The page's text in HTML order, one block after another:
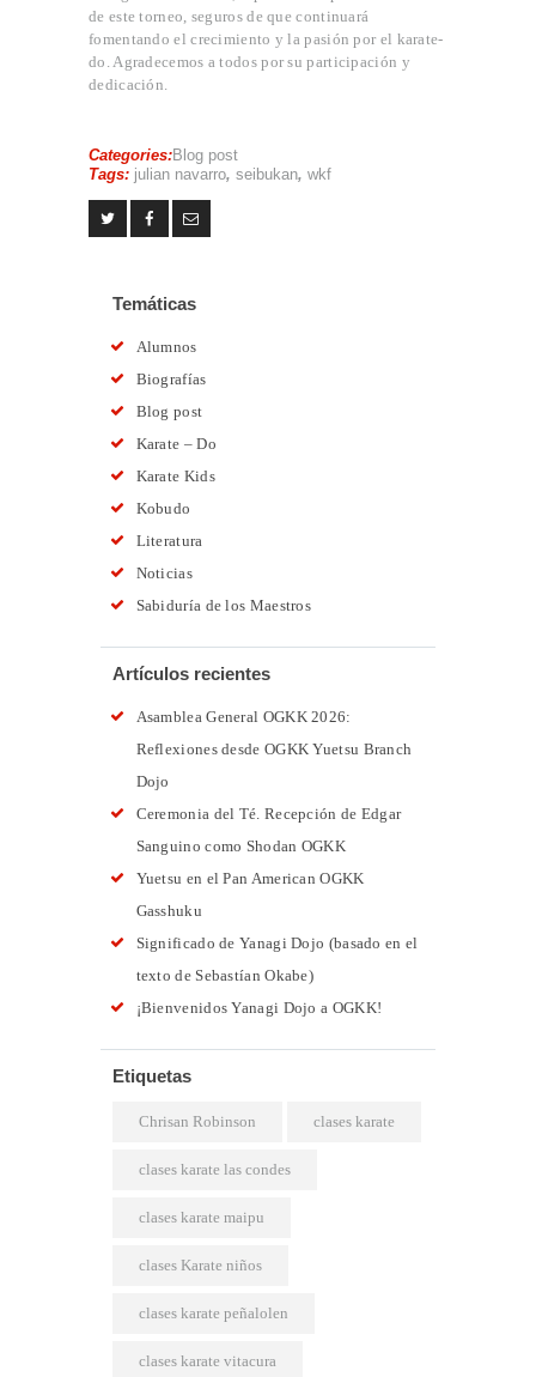
de este torneo, seguros de que continuará
fomentando el crecimiento y la pasión por el karate-
do. Agradecemos a todos por su participación y
dedicación.
Categories:Blog post
Tags: julian navarro, seibukan, wkf
Temáticas
Alumnos
Biografías
Blog post
Karate – Do
Karate Kids
Kobudo
Literatura
Noticias
Sabiduría de los Maestros
Artículos recientes
Asamblea General OGKK 2026:
Reflexiones desde OGKK Yuetsu Branch
Dojo
Ceremonia del Té. Recepción de Edgar
Sanguino como Shodan OGKK
Yuetsu en el Pan American OGKK
Gasshuku
Significado de Yanagi Dojo (basado en el
texto de Sebastían Okabe)
¡Bienvenidos Yanagi Dojo a OGKK!
Etiquetas
Chrisan Robinson clases karate
clases karate las condes
clases karate maipu
clases Karate niños
clases karate peñalolen
clases karate vitacura